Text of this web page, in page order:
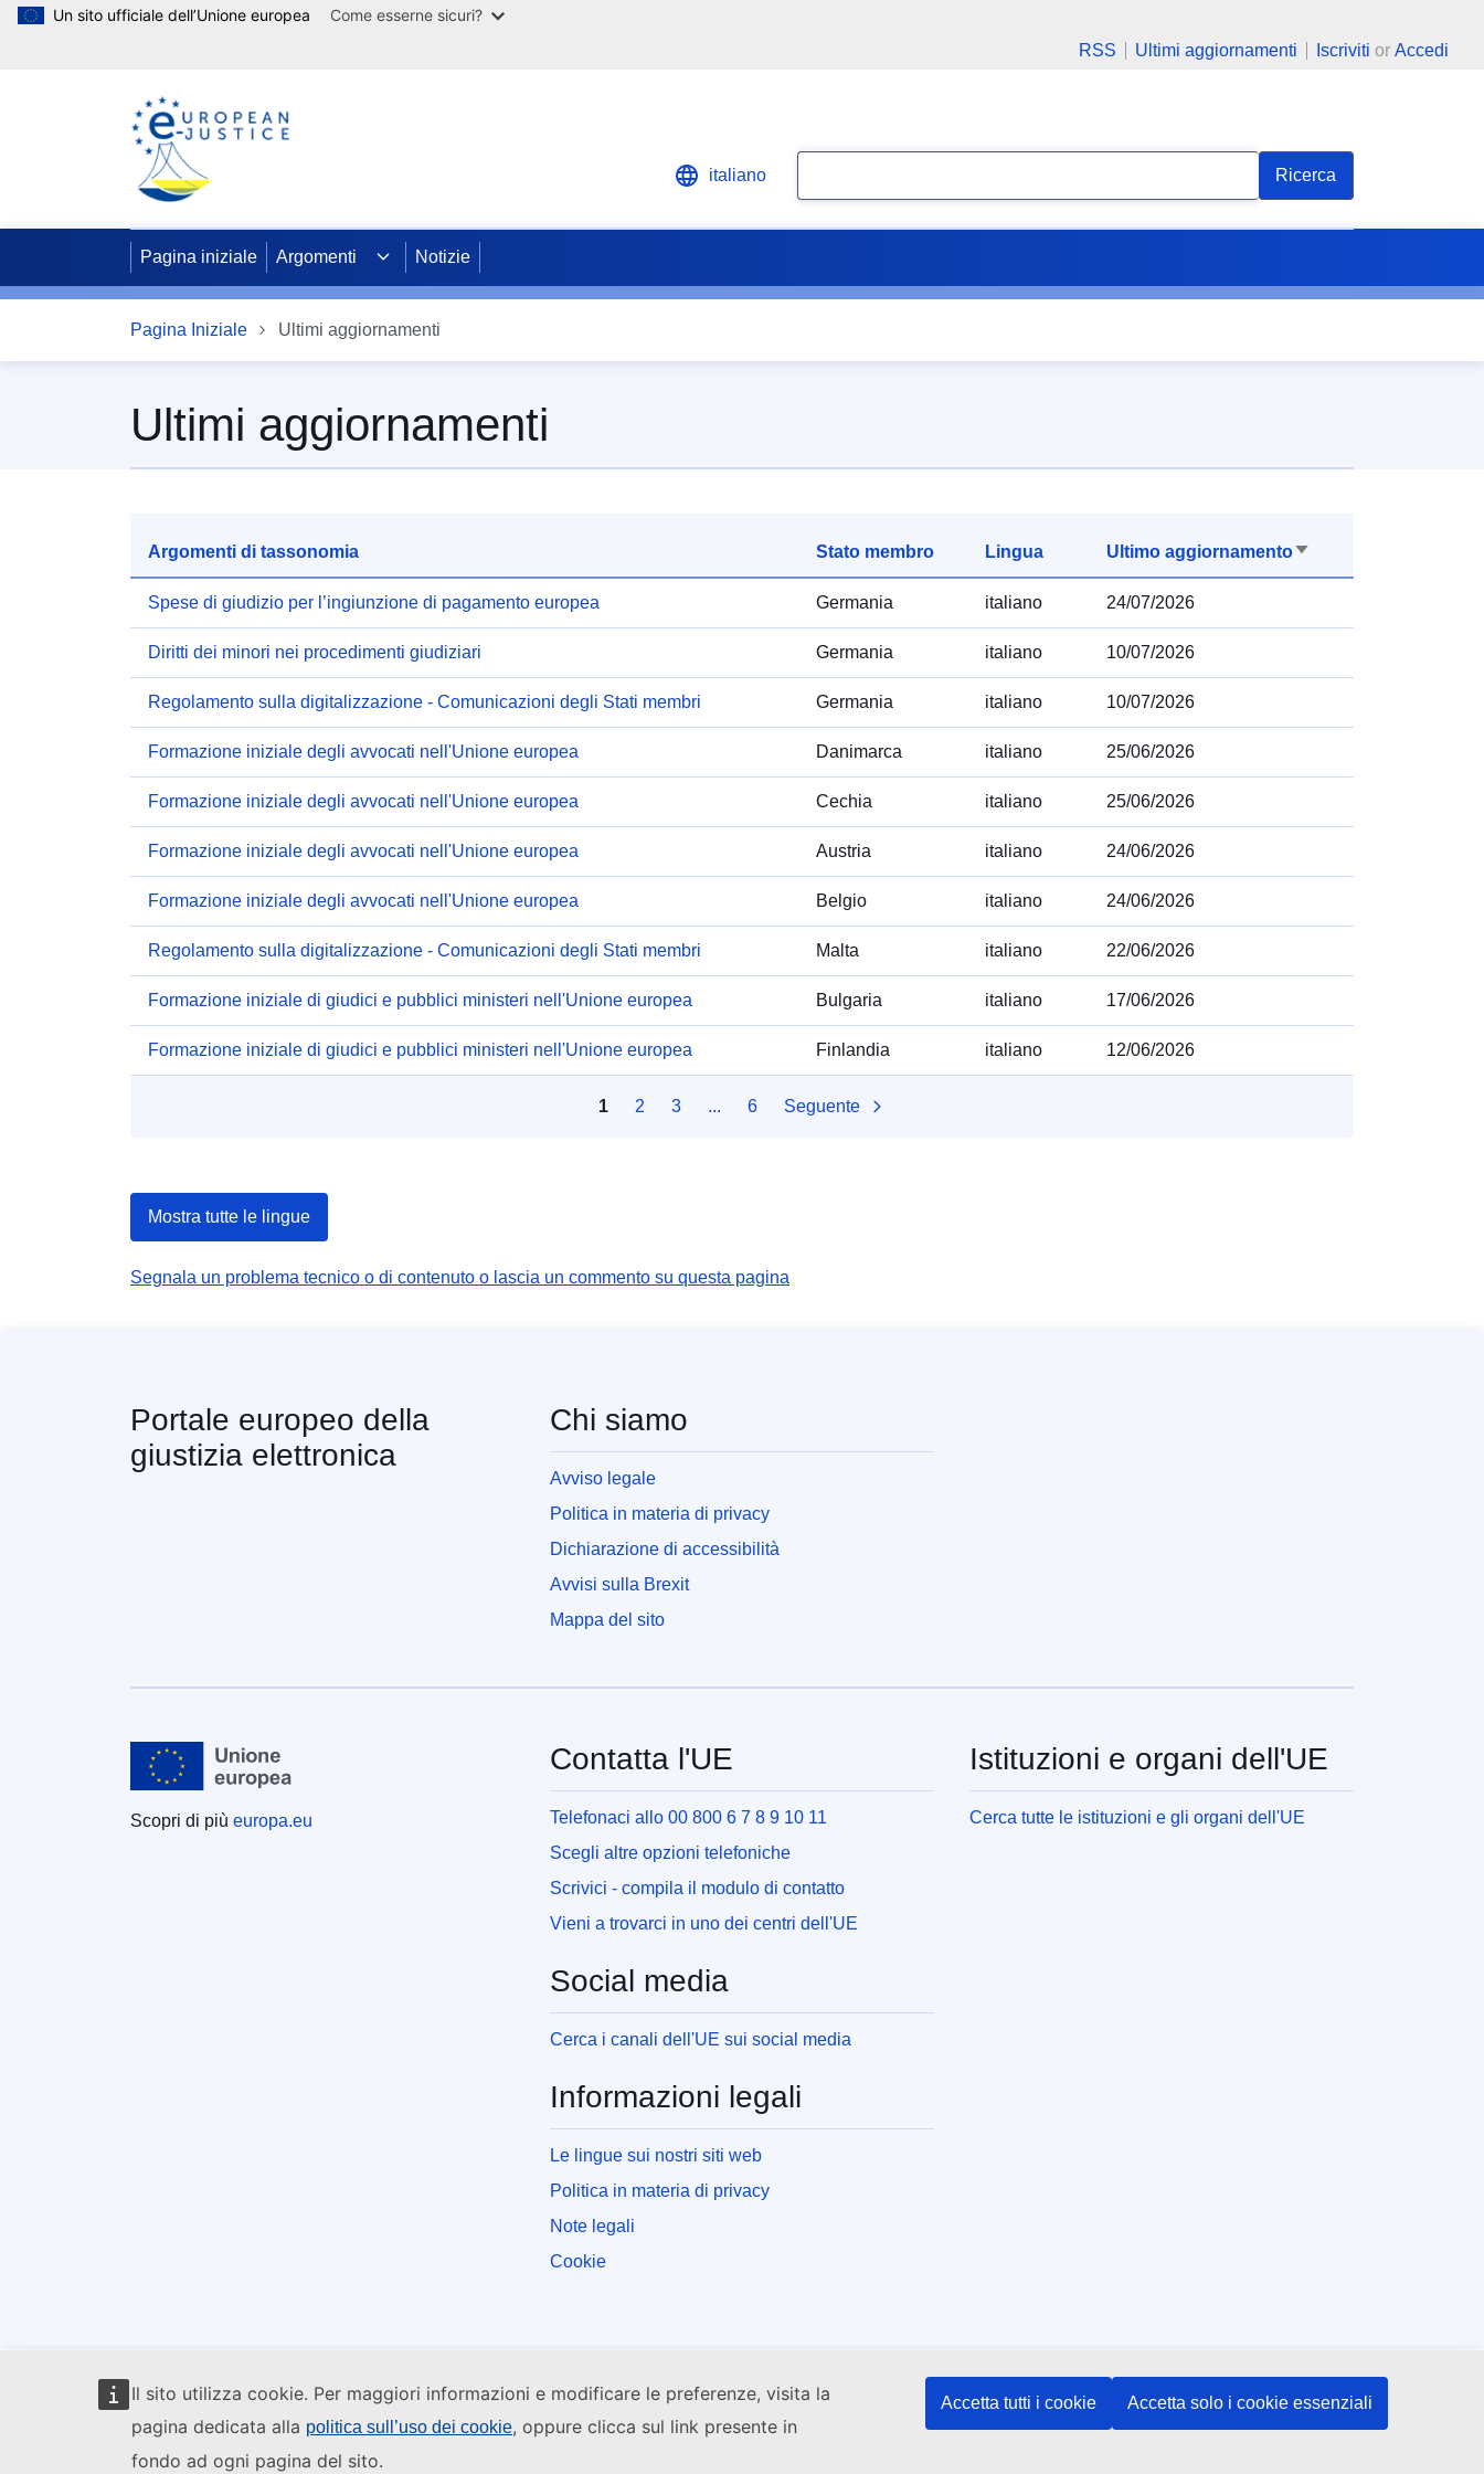
Salta al contenuto principale
Un sito ufficiale dell’Unione europea Come esserne sicuri?
Il sito utilizza cookie. Per maggiori informazioni e modificare le preferenze, visita la
pagina dedicata alla politica sull’uso dei cookie, oppure clicca sul link presente in
fondo ad ogni pagina del sito.
Accetta tutti i cookie Accetta solo i cookie essenziali
RSS Ultimi aggiornamenti Iscriviti or Accedi
italiano Ricerca
Pagina iniziale Argomenti Notizie
Pagina Iniziale Ultimi aggiornamenti
Ultimi aggiornamenti
Argomenti di tassonomia Stato membro Lingua Ultimo aggiornamentoOrdina
in
Spese di giudizio per l’ingiunzione di pagamento europea Germania italiano 24/07/2026
Diritti dei minori nei procedimenti giudiziari Germania italiano 10/07/2026
Regolamento sulla digitalizzazione - Comunicazioni degli Stati membri Germania italiano 10/07/2026
Formazione iniziale degli avvocati nell'Unione europea Danimarca italiano 25/06/2026
Formazione iniziale degli avvocati nell'Unione europea Cechia italiano 25/06/2026
Formazione iniziale degli avvocati nell'Unione europea Austria italiano 24/06/2026
Formazione iniziale degli avvocati nell'Unione europea Belgio italiano 24/06/2026
Regolamento sulla digitalizzazione - Comunicazioni degli Stati membri Malta italiano 22/06/2026
Formazione iniziale di giudici e pubblici ministeri nell'Unione europea Bulgaria italiano 17/06/2026
Formazione iniziale di giudici e pubblici ministeri nell'Unione europea Finlandia italiano 12/06/2026
1 2 3 ... 6 Seguente
Mostra tutte le lingue
Segnala un problema tecnico o di contenuto o lascia un commento su questa pagina
Portale europeo della
giustizia elettronica
Chi siamo
Avviso legale
Politica in materia di privacy
Dichiarazione di accessibilità
Avvisi sulla Brexit
Mappa del sito
Scopri di più europa.eu
Contatta l'UE
Telefonaci allo 00 800 6 7 8 9 10 11
Scegli altre opzioni telefoniche
Scrivici - compila il modulo di contatto
Vieni a trovarci in uno dei centri dell'UE
Social media
Cerca i canali dell'UE sui social media
Informazioni legali
Le lingue sui nostri siti web
Politica in materia di privacy
Note legali
Cookie
Istituzioni e organi dell'UE
Cerca tutte le istituzioni e gli organi dell'UE